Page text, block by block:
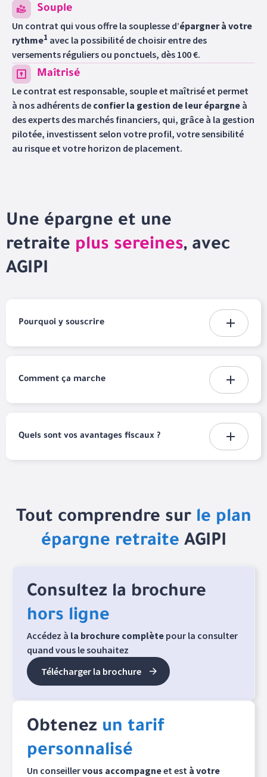
Souple
Un contrat qui vous offre la souplesse d’épargner à votre
rythme1 avec la possibilité de choisir entre des
versements réguliers ou ponctuels, dès 100 €.
Maîtrisé
Le contrat est responsable, souple et maîtrisé et permet
à nos adhérents de confier la gestion de leur épargne à
des experts des marchés financiers, qui, grâce à la gestion
pilotée, investissent selon votre profil, votre sensibilité
au risque et votre horizon de placement.
Une épargne et une
retraite plus sereines, avec
AGIPI
Pourquoi y souscrire
Comment ça marche
Quels sont vos avantages fiscaux ?
Tout comprendre surle plan
épargne retraite AGIPI
Consultez la brochure
hors ligne
Accédez à la brochure complète pour la consulter
quand vous le souhaitez
Télécharger la brochure
Obtenez un tarif
personnalisé
Un conseillervous accompagneet est à votre